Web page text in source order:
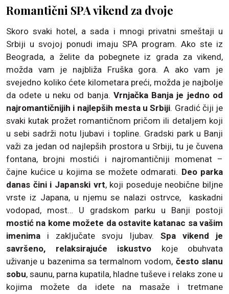
Romantični SPA vikend za dvoje
Skoro svaki hotel, a sada i mnogi privatni smeštaji u
Srbiji u svojoj ponudi imaju SPA program. Ako ste iz
Beograda, a želite da pobegnete iz grada za vikend,
možda vam je najbliža Fruška gora. A ako vam je
svejedno koliko ćete kilometara preći, možda je najbolje
da odete u neku od banja. Vrnjačka Banja je jedno od
najromantičnijih i najlepših mesta u Srbiji. Gradić čiji je
svaki kutak prožet romantičnom pričom ili detaljem koji
u sebi sadrži notu ljubavi i topline. Gradski park u Banji
važi za jedan od najlepših prostora u Srbiji, tu je čuvena
fontana, brojni mostići i najromantičniji momenat –
čajne kućice u kojima se možete odmarati. Deo parka
danas čini i Japanski vrt, koji poseduje neobične biljne
vrste iz Japana, u njemu se nalazi ostrvce, kaskadni
vodopad, most… U gradskom parku u Banji postoji
mostić na kome možete da ostavite katanac sa vašim
imenima i zaključate svoju ljubav. Spa vikend je
savršeno, relaksirajuće iskustvo koje obuhvata
uživanje u bazenima sa termalnom vodom, često slanu
sobu, saunu, parna kupatila, hladne tuševe i relaks zone u
kojima možete da idete na masaže i tretmane